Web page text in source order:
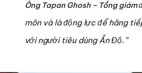
Ông Tapan Ghosh – Tổng giám
môn và là động lực để hãng
với người tiêu dùng Ấn Độ.”